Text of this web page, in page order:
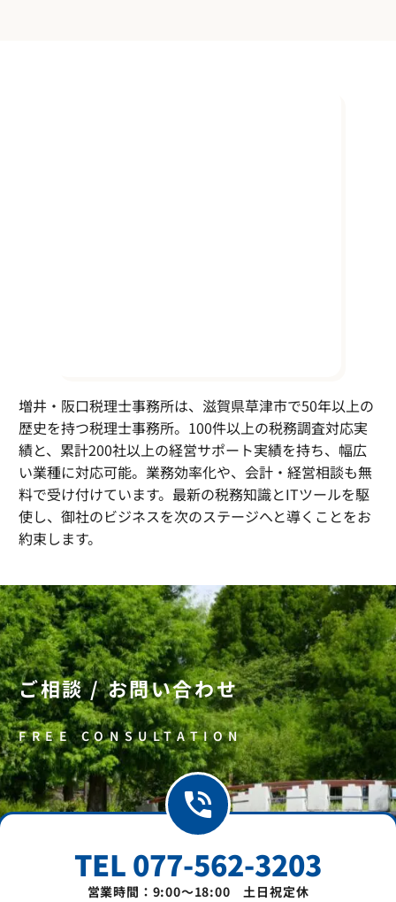
不動産会社 取締役
税務のことを素人にも分かりやすく説明して
もらえていつも助かっています。
税務以外にも、経営のことや、それ以外の個
人的な悩みまで聞いてもらっていて、
いつも面談の後には心がスッキリしていま
す。
税理士としての役割を超えて、私の幸せのた
めに行動してくれているように感じます。
家族や友人にも話せないようなことを、腹を
割って話せるので、ひとつの居場所のように
なっています。
いつもありがとうございます。
増井・阪口税理士事務所は、滋賀県草津市で50年以上の
歴史を持つ税理士事務所。100件以上の税務調査対応実
績と、累計200社以上の経営サポート実績を持ち、幅広
い業種に対応可能。業務効率化や、会計・経営相談も無
料で受け付けています。最新の税務知識とITツールを駆
使し、御社のビジネスを次のステージへと導くことをお
約束します。
ご相談 / お問い合わせ
FREE CONSULTATION
TEL 077-562-3203
営業時間：9:00～18:00 土日祝定休